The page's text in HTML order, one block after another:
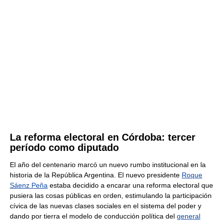
La reforma electoral en Córdoba: tercer
período como diputado
El año del centenario marcó un nuevo rumbo institucional en la
historia de la República Argentina. El nuevo presidente Roque
Sáenz Peña estaba decidido a encarar una reforma electoral que
pusiera las cosas públicas en orden, estimulando la participación
cívica de las nuevas clases sociales en el sistema del poder y
dando por tierra el modelo de conducción política del general